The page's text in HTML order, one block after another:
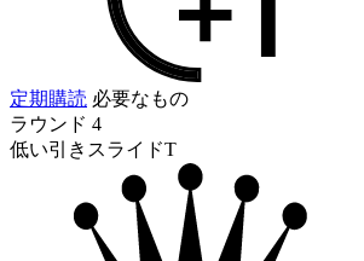
定期購読 必要なもの
ラウンド 4
低い引きスライドT